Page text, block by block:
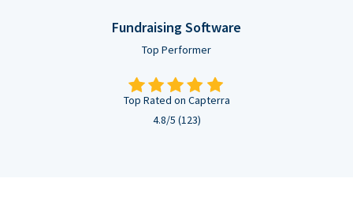
Fundraising Software
Top Performer
Top Rated on Capterra
4.8/5 (123)